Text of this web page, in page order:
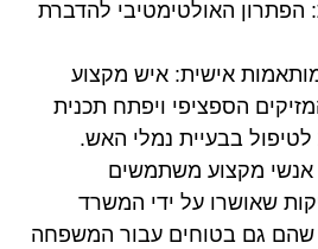
הפתרון האולטימטיבי להדברת
אישית: איש מקצוע
הספציפי ויפתח תכנית
בבעיית נמלי האש.
אנשי מקצוע משתמשים
שאושרו על ידי המשרד
שהם גם בטוחים עבור המשפחה